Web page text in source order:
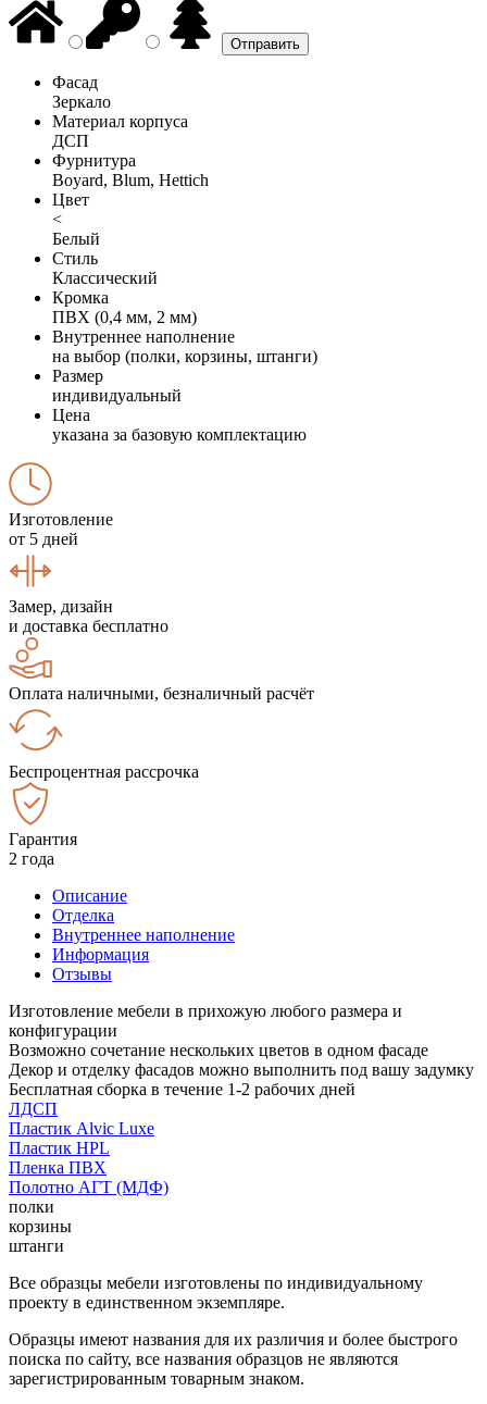
Фасад
Зеркало
Материал корпуса
ДСП
Фурнитура
Boyard, Blum, Hettich
Цвет
<
Белый
Стиль
Классический
Кромка
ПВХ (0,4 мм, 2 мм)
Внутреннее наполнение
на выбор (полки, корзины, штанги)
Размер
индивидуальный
Цена
указана за базовую комплектацию
Изготовление
от 5 дней
Замер, дизайн
и доставка бесплатно
Оплата наличными, безналичный расчёт
Беспроцентная рассрочка
Гарантия
2 года
Описание
Отделка
Внутреннее наполнение
Информация
Отзывы
Изготовление мебели в прихожую любого размера и
конфигурации
Возможно сочетание нескольких цветов в одном фасаде
Декор и отделку фасадов можно выполнить под вашу задумку
Бесплатная сборка в течение 1-2 рабочих дней
ЛДСП
Пластик Alvic Luxe
Пластик HPL
Пленка ПВХ
Полотно АГТ (МДФ)
полки
корзины
штанги
Все образцы мебели изготовлены по индивидуальному
проекту в единственном экземпляре.
Образцы имеют названия для их различия и более быстрого
поиска по сайту, все названия образцов не являются
зарегистрированным товарным знаком.